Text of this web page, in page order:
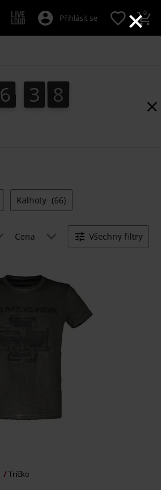
×
Přihlásit se 0
6
6 3
4
3 6
7
6
8
7
Kalhoty (66)
Cena Všechny filtry
Tričko